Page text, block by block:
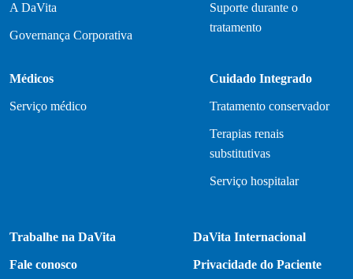
A DaVita
Governança Corporativa
Suporte durante o
tratamento
Médicos
Serviço médico
Cuidado Integrado
Tratamento conservador
Terapias renais
substitutivas
Serviço hospitalar
Trabalhe na DaVita DaVita Internacional
Fale conosco Privacidade do Paciente